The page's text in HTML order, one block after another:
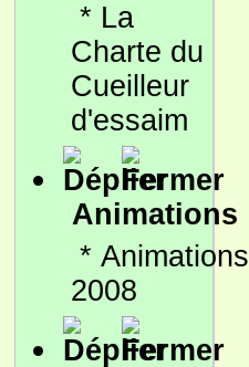
* La
Charte du
Cueilleur
d'essaim
Animations
* Animations
2008